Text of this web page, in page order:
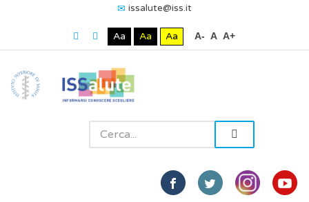
issalute@iss.it
Aa Aa Aa A- A A+